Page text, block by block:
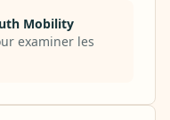
Mobility
examiner les